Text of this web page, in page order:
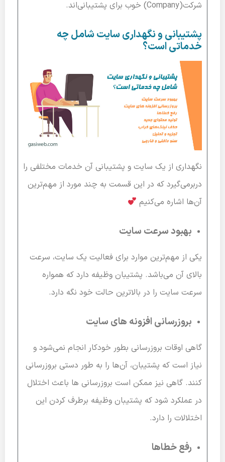
شرکت(Company) خوب برای پشتیبانی‌اند.
پشتیبانی و نگهداری سایت شامل چه
خدماتی است؟
نگهداری از یک سایت و پشتیبانی آن خدمات مختلفی را
دربرمی‌گیرد که در این قسمت به چند مورد از مهم‌ترین
آن‌ها اشاره می‌کنیم
بهبود سرعت سایت
یکی از مهم‌ترین موارد برای فعالیت یک سایت، سرعت
بالای آن می‌باشد. پشتیبان وظیفه دارد که همواره
سرعت سایت را در بالاترین حالت خود نگه دارد.
بروزرسانی افزونه های سایت
گاهی اوقات بروزرسانی بطور خودکار انجام نمی‌شود و
نیاز است که پشتیبان، آن‌ها را به طور دستی بروزرسانی
کنند. گاهی نیز ممکن است بروزرسانی ها باعث اختلال
در عملکرد شود که پشتیبان وظیفه برطرف کردن این
اختلالات را دارد.
رفع خطاها